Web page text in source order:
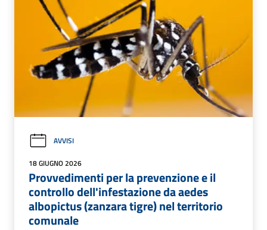
AVVISI
18 GIUGNO 2026
Provvedimenti per la prevenzione e il
controllo dell'infestazione da aedes
albopictus (zanzara tigre) nel territorio
comunale